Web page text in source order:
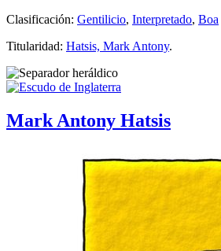
Clasificación: Gentilicio, Interpretado, Boa
Titularidad: Hatsis, Mark Antony.
Mark Antony Hatsis